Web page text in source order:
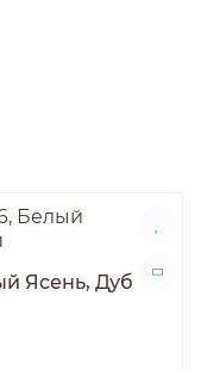
Ясень, Дуб